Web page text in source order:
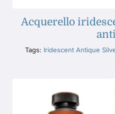
Acquerello
Tags: Iridescent Antique